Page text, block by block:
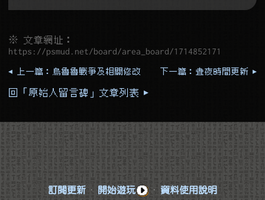
※ 文章網址：
https://psmud.net/board/area_board/1714852171
◂ 上一篇：烏魯魯戰爭及相關修改 下一篇：晝夜時間更新 ▸
回「原始人留言碑」文章列表 ▸
訂閱更新 · 開始遊玩 · 資料使用說明